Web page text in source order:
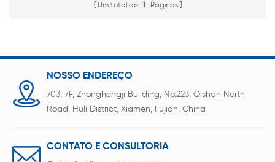
Um total de 1 Páginas
NOSSO ENDEREÇO
703, 7F, Zhonghengji Building, No.223, Qishan North
Road, Huli District, Xiamen, Fujian, China
CONTATO E CONSULTORIA